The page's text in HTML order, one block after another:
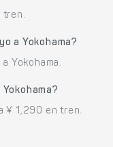
tren.
a Yokohama?
Yokohama.
¥ 1,290 en tren.